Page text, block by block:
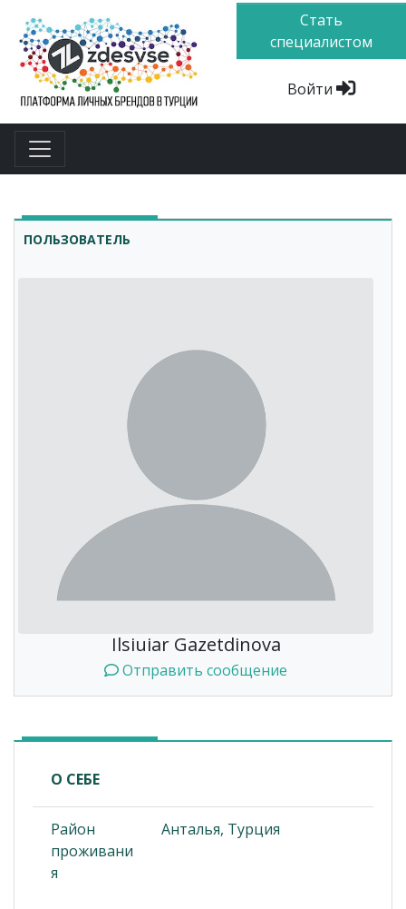
Стать
специалистом
Войти
ПОЛЬЗОВАТЕЛЬ
Ilsiuiar Gazetdinova
Отправить сообщение
О СЕБЕ
Район
проживани
я
Анталья, Турция